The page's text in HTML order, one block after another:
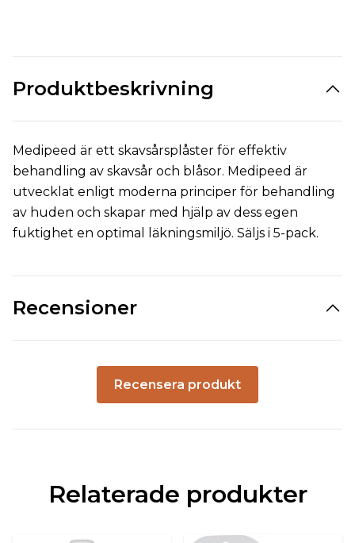
Produktbeskrivning
Medipeed är ett skavsårsplåster för effektiv
behandling av skavsår och blåsor. Medipeed är
utvecklat enligt moderna principer för behandling
av huden och skapar med hjälp av dess egen
fuktighet en optimal läkningsmiljö. Säljs i 5-pack.
Recensioner
Recensera produkt
Relaterade produkter